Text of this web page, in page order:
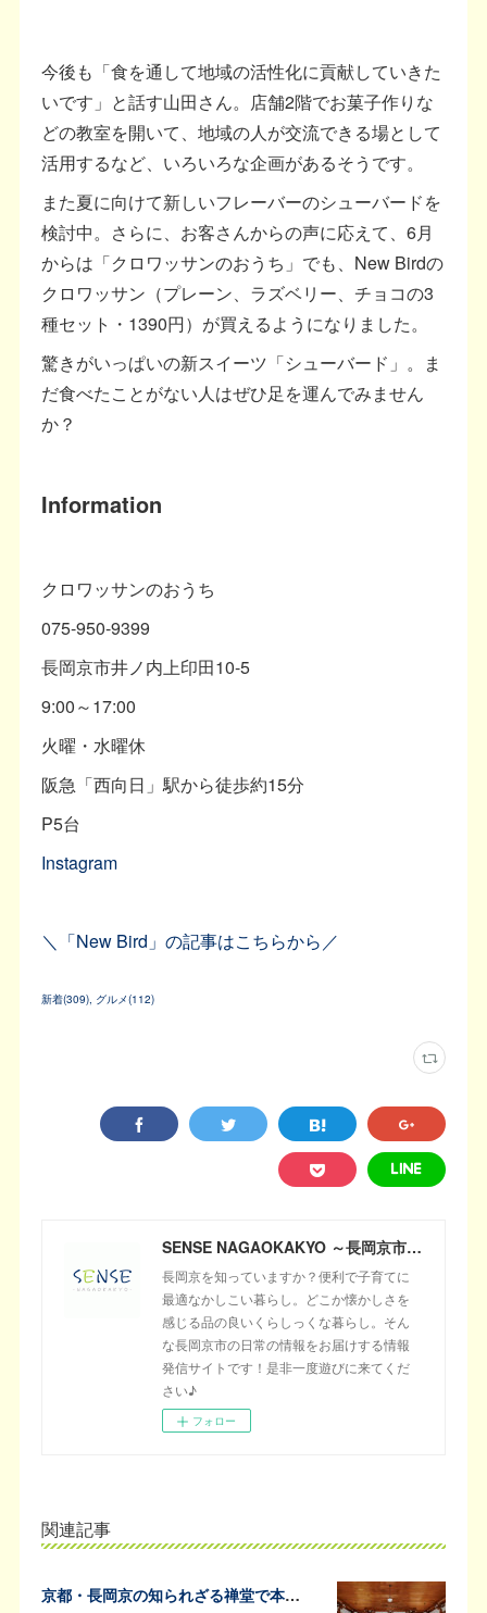
今後も「食を通して地域の活性化に貢献していきた
いです」と話す山田さん。店舗2階でお菓子作りな
どの教室を開いて、地域の人が交流できる場として
活用するなど、いろいろな企画があるそうです。
また夏に向けて新しいフレーバーのシューバードを
検討中。さらに、お客さんからの声に応えて、6月
からは「クロワッサンのおうち」でも、New Birdの
クロワッサン（プレーン、ラズベリー、チョコの3
種セット・1390円）が買えるようになりました。
驚きがいっぱいの新スイーツ「シューバード」。ま
だ食べたことがない人はぜひ足を運んでみません
か？
Information
クロワッサンのおうち
075-950-9399
長岡京市井ノ内上印田10-5
9:00～17:00
火曜・水曜休
阪急「西向日」駅から徒歩約15分
P5台
Instagram
＼「New Bird」の記事はこちらから／
新着(309) グルメ(112)
SENSE NAGAOKAKYO ～長岡京市のサブサイト～
長岡京を知っていますか？便利で子育てに
最適なかしこい暮らし。どこか懐かしさを
感じる品の良いくらしっくな暮らし。そん
な長岡京市の日常の情報をお届けする情報
発信サイトです！是非一度遊びに来てくだ
さい♪
フォロー
関連記事
京都・長岡京の知られざる禅堂で本格的な坐禅体験